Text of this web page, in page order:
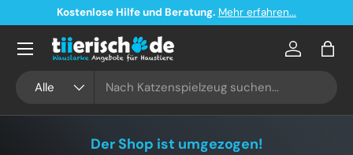
Direkt zum Inhalt
Kostenlose Hilfe und Beratung. Mehr erfahren...
Alle
Konto
Der Shop ist umgezogen!